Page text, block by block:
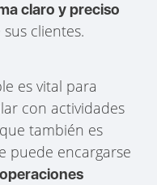
claro y preciso
sus clientes.
es vital para
con actividades
también es
puede encargarse